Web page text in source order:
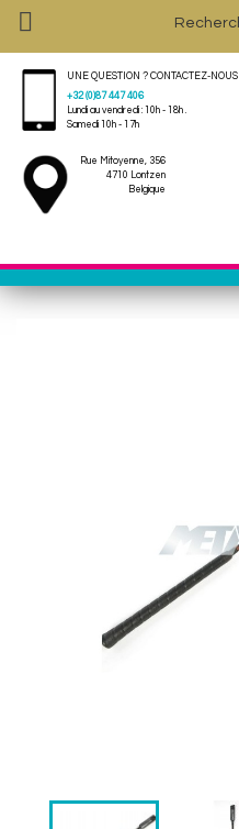

UNE QUESTION ? CONTACTEZ-NOUS
+32 (0)87 447 406
Lundi au vendredi : 10h - 18h .
Samedi 10h - 17h
Rue Mitoyenne, 356
4710 Lontzen
Belgique